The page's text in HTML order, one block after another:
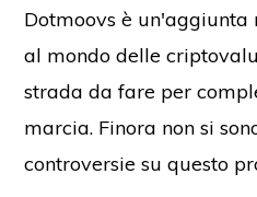
Dotmoovs è
al mondo delle
strada da fare per
marcia. Finora non si
controversie su questo